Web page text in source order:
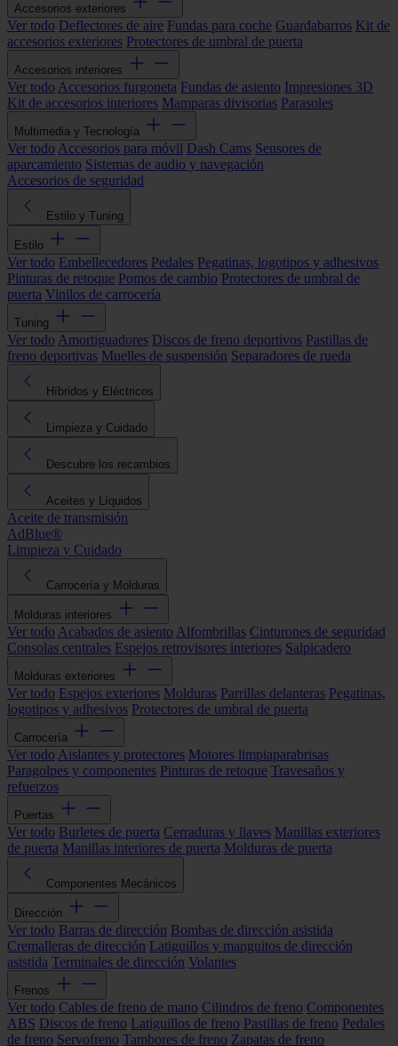
Accesorios exteriores
Ver todo Deflectores de aire Fundas para coche Guardabarros Kit de
accesorios exteriores Protectores de umbral de puerta
Accesorios interiores
Ver todo Accesorios furgoneta Fundas de asiento Impresiones 3D
Kit de accesorios interiores Mamparas divisorias Parasoles
Multimedia y Tecnología
Ver todo Accesorios para móvil Dash Cams Sensores de
aparcamiento Sistemas de audio y navegación
Accesorios de seguridad
Estilo y Tuning
Estilo
Ver todo Embellecedores Pedales Pegatinas, logotipos y adhesivos
Pinturas de retoque Pomos de cambio Protectores de umbral de
puerta Vinilos de carrocería
Tuning
Ver todo Amortiguadores Discos de freno deportivos Pastillas de
freno deportivas Muelles de suspensión Separadores de rueda
Híbridos y Eléctricos
Limpieza y Cuidado
Descubre los recambios
Aceites y Líquidos
Aceite de transmisión
AdBlue®
Limpieza y Cuidado
Carrocería y Molduras
Molduras interiores
Ver todo Acabados de asiento Alfombrillas Cinturones de seguridad
Consolas centrales Espejos retrovisores interiores Salpicadero
Molduras exteriores
Ver todo Espejos exteriores Molduras Parrillas delanteras Pegatinas,
logotipos y adhesivos Protectores de umbral de puerta
Carrocería
Ver todo Aislantes y protectores Motores limpiaparabrisas
Paragolpes y componentes Pinturas de retoque Travesaños y
refuerzos
Puertas
Ver todo Burletes de puerta Cerraduras y llaves Manillas exteriores
de puerta Manillas interiores de puerta Molduras de puerta
Componentes Mecánicos
Dirección
Ver todo Barras de dirección Bombas de dirección asistida
Cremalleras de dirección Latiguillos y manguitos de dirección
asistida Terminales de dirección Volantes
Frenos
Ver todo Cables de freno de mano Cilindros de freno Componentes
ABS Discos de freno Latiguillos de freno Pastillas de freno Pedales
de freno Servofreno Tambores de freno Zapatas de freno